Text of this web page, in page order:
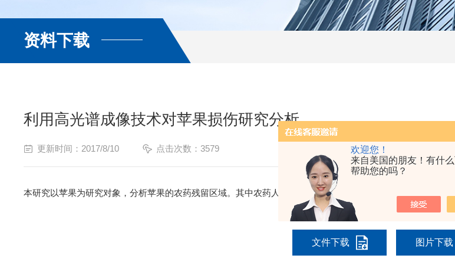
欢迎您！
来自美国的朋友！有什
帮助您的吗？
资料下载
利用高光谱成像技术对苹果损伤研究分析
更新时间：2017/8/10 点击次数：3579
本研究以苹果为研究对象，分析苹果的农药残留区域。其中农药人工涂在苹果上。本文采用高光谱图像技术检
文件下载 图片下载